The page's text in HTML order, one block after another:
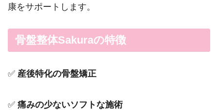
康をサポートします。
骨盤整体Sakuraの特徴
✅ 産後特化の骨盤矯正
✅ 痛みの少ないソフトな施術